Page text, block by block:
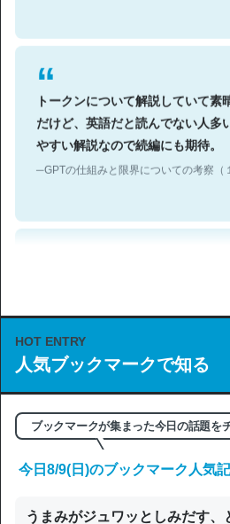
トークンについて解説していて素
だけど、英語だと読んでない人
やすい解説なので続編にも期待。
─GPTの仕組みと限界についての考察（
これは良記事。32768トークンだ
の伏線」は回収されないけど、短
やすく強くなりそう
HOT ENTRY
人気ブックマークで知る
ブックマークが集まった今日の話題を
今日8/9(日)のブックマーク人気
うまみがジュワッとしみだす